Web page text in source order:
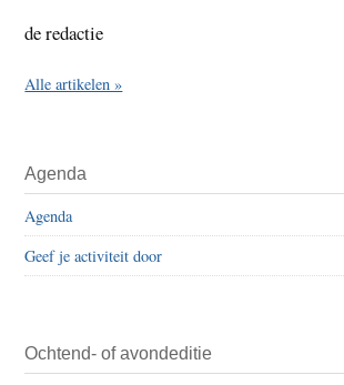
de redactie
Alle artikelen »
Agenda
Agenda
Geef je activiteit door
Ochtend- of avondeditie